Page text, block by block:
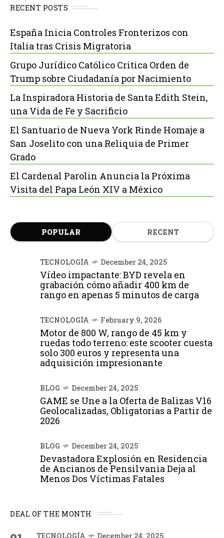
RECENT POSTS
España Inicia Controles Fronterizos con
Italia tras Crisis Migratoria
Grupo Jurídico Católico Critica Orden de
Trump sobre Ciudadanía por Nacimiento
La Inspiradora Historia de Santa Edith Stein,
una Vida de Fe y Sacrificio
El Santuario de Nueva York Rinde Homaje a
San Joselito con una Reliquia de Primer
Grado
El Cardenal Parolin Anuncia la Próxima
Visita del Papa León XIV a México
POPULAR RECENT
TECNOLOGÍA December 24, 2025
Vídeo impactante: BYD revela en
grabación cómo añadir 400 km de
rango en apenas 5 minutos de carga
TECNOLOGÍA February 9, 2026
Motor de 800 W, rango de 45 km y
ruedas todo terreno: este scooter cuesta
solo 300 euros y representa una
adquisición impresionante
BLOG December 24, 2025
GAME se Une a la Oferta de Balizas V16
Geolocalizadas, Obligatorias a Partir de
2026
BLOG December 24, 2025
Devastadora Explosión en Residencia
de Ancianos de Pensilvania Deja al
Menos Dos Víctimas Fatales
DEAL OF THE MONTH
TECNOLOGÍA December 24, 2025